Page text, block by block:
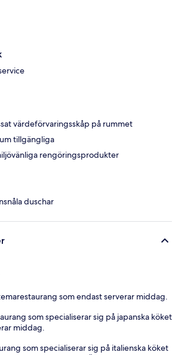
värdeförvaringsskåp på rummet
tillgängliga
rengöringsprodukter
duschar
som endast serverar middag.
som specialiserar sig på japanska köket
middag.
som specialiserar sig på italienska köket